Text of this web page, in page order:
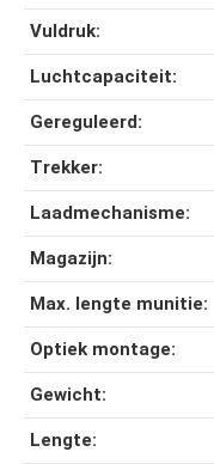
Vuldruk:
Luchtcapaciteit:
Gereguleerd:
Trekker:
Laadmechanisme:
Magazijn:
Max. lengte munitie:
Optiek montage:
Gewicht:
Lengte: